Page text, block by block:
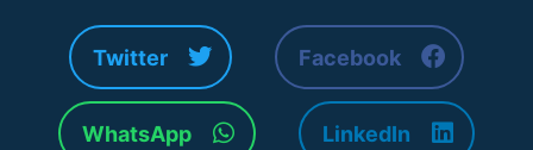
Facebook
Twitter
LinkedIn
WhatsApp